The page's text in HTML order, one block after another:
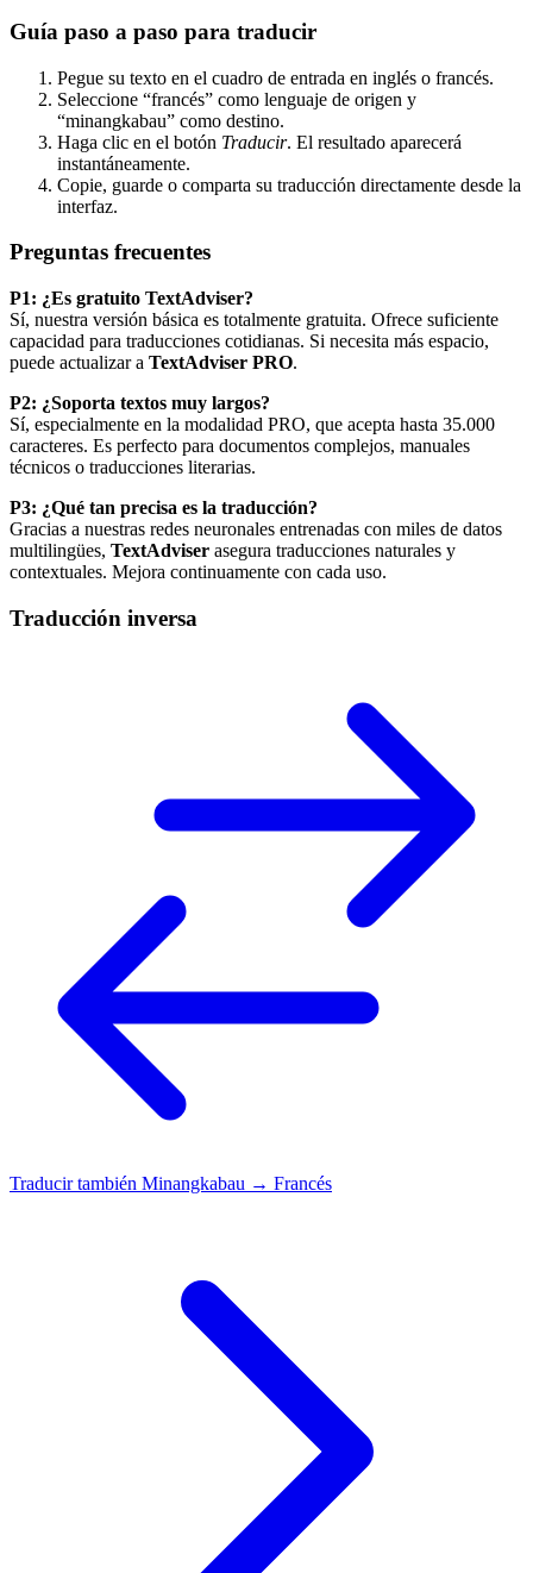
Guía paso a paso para traducir
Pegue su texto en el cuadro de entrada en inglés o francés.
Seleccione “francés” como lenguaje de origen y
“minangkabau” como destino.
Haga clic en el botón Traducir. El resultado aparecerá
instantáneamente.
Copie, guarde o comparta su traducción directamente desde la
interfaz.
Preguntas frecuentes
P1: ¿Es gratuito TextAdviser?
Sí, nuestra versión básica es totalmente gratuita. Ofrece suficiente
capacidad para traducciones cotidianas. Si necesita más espacio,
puede actualizar a TextAdviser PRO.
P2: ¿Soporta textos muy largos?
Sí, especialmente en la modalidad PRO, que acepta hasta 35.000
caracteres. Es perfecto para documentos complejos, manuales
técnicos o traducciones literarias.
P3: ¿Qué tan precisa es la traducción?
Gracias a nuestras redes neuronales entrenadas con miles de datos
multilingües, TextAdviser asegura traducciones naturales y
contextuales. Mejora continuamente con cada uso.
Traducción inversa
Traducir también Minangkabau → Francés